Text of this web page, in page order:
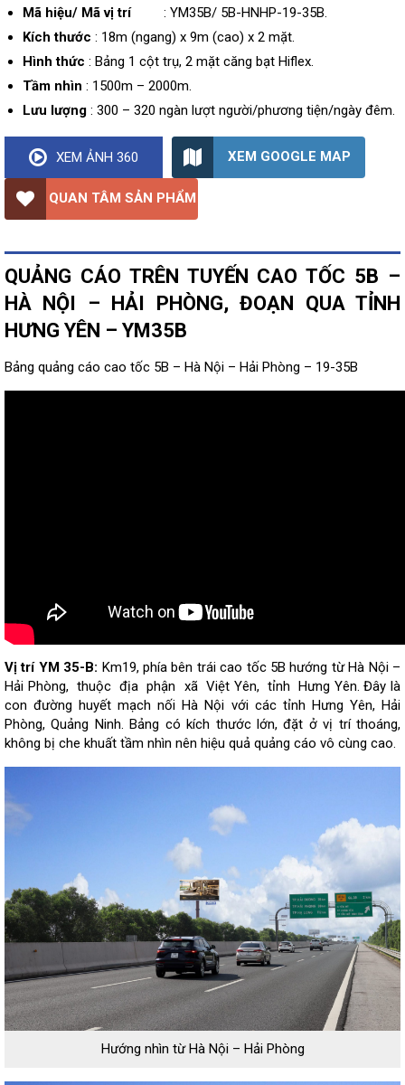
Mã hiệu/ Mã vị trí: YM35B/ 5B-HNHP-19-35B.
Kích thước : 18m (ngang) x 9m (cao) x 2 mặt.
Hình thức : Bảng 1 cột trụ, 2 mặt căng bạt Hiflex.
Tầm nhìn : 1500m – 2000m.
Lưu lượng : 300 – 320 ngàn lượt người/phương tiện/ngày đêm.
XEM ẢNH 360 XEM GOOGLE MAP
QUAN TÂM SẢN PHẨM
QUẢNG CÁO TRÊN TUYẾN CAO TỐC 5B –
HÀ NỘI – HẢI PHÒNG, ĐOẠN QUA TỈNH
HƯNG YÊN – YM35B
Bảng quảng cáo cao tốc 5B – Hà Nội – Hải Phòng – 19-35B
Vị trí YM 35-B: Km19, phía bên trái cao tốc 5B hướng từ Hà Nội –
Hải Phòng, thuộc địa phận xã Việt Yên, tỉnh Hưng Yên. Đây là
con đường huyết mạch nối Hà Nội với các tỉnh Hưng Yên, Hải
Phòng, Quảng Ninh. Bảng có kích thước lớn, đặt ở vị trí thoáng,
không bị che khuất tầm nhìn nên hiệu quả quảng cáo vô cùng cao.
Hướng nhìn từ Hà Nội – Hải Phòng